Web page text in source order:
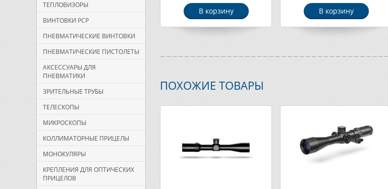
ТЕПЛОВИЗОРЫ
ВИНТОВКИ PCP
ПНЕВМАТИЧЕСКИЕ ВИНТОВКИ
ПНЕВМАТИЧЕСКИЕ ПИСТОЛЕТЫ
АКСЕССУАРЫ ДЛЯ
ПНЕВМАТИКИ
ЗРИТЕЛЬНЫЕ ТРУБЫ
ТЕЛЕСКОПЫ
МИКРОСКОПЫ
КОЛЛИМАТОРНЫЕ ПРИЦЕЛЫ
МОНОКУЛЯРЫ
КРЕПЛЕНИЯ ДЛЯ ОПТИЧЕСКИХ
ПРИЦЕЛОВ
В корзину В корзину
ПОХОЖИЕ ТОВАРЫ